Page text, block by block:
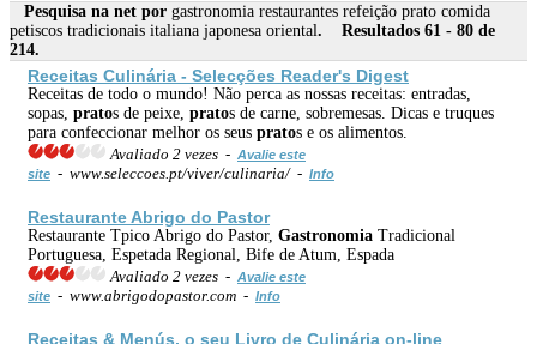
Pesquisa na net por gastronomia restaurantes refeição prato comida
petiscos tradicionais italiana japonesa oriental. Resultados 61 - 80 de
214.
Receitas Culinária - Selecções Reader's Digest
Receitas de todo o mundo! Não perca as nossas receitas: entradas,
sopas, pratos de peixe, pratos de carne, sobremesas. Dicas e truques
para confeccionar melhor os seus pratos e os alimentos.
Avaliado 2 vezes - Avalie este
site - www.seleccoes.pt/viver/culinaria/ - Info
Restaurante Abrigo do Pastor
Restaurante Tpico Abrigo do Pastor, Gastronomia Tradicional
Portuguesa, Espetada Regional, Bife de Atum, Espada
Avaliado 2 vezes - Avalie este
site - www.abrigodopastor.com - Info
Receitas & Menús, o seu Livro de Culinária on-line